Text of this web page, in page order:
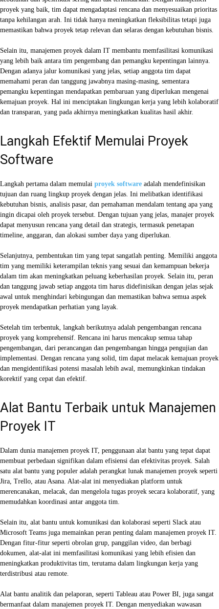
proyek yang baik, tim dapat mengadaptasi rencana dan menyesuaikan prioritas
tanpa kehilangan arah. Ini tidak hanya meningkatkan fleksibilitas tetapi juga
memastikan bahwa proyek tetap relevan dan selaras dengan kebutuhan bisnis.
Selain itu, manajemen proyek dalam IT membantu memfasilitasi komunikasi
yang lebih baik antara tim pengembang dan pemangku kepentingan lainnya.
Dengan adanya jalur komunikasi yang jelas, setiap anggota tim dapat
memahami peran dan tanggung jawabnya masing-masing, sementara
pemangku kepentingan mendapatkan pembaruan yang diperlukan mengenai
kemajuan proyek. Hal ini menciptakan lingkungan kerja yang lebih kolaboratif
dan transparan, yang pada akhirnya meningkatkan kualitas hasil akhir.
Langkah Efektif Memulai Proyek
Software
Langkah pertama dalam memulai proyek software adalah mendefinisikan
tujuan dan ruang lingkup proyek dengan jelas. Ini melibatkan identifikasi
kebutuhan bisnis, analisis pasar, dan pemahaman mendalam tentang apa yang
ingin dicapai oleh proyek tersebut. Dengan tujuan yang jelas, manajer proyek
dapat menyusun rencana yang detail dan strategis, termasuk penetapan
timeline, anggaran, dan alokasi sumber daya yang diperlukan.
Selanjutnya, pembentukan tim yang tepat sangatlah penting. Memiliki anggota
tim yang memiliki keterampilan teknis yang sesuai dan kemampuan bekerja
dalam tim akan meningkatkan peluang keberhasilan proyek. Selain itu, peran
dan tanggung jawab setiap anggota tim harus didefinisikan dengan jelas sejak
awal untuk menghindari kebingungan dan memastikan bahwa semua aspek
proyek mendapatkan perhatian yang layak.
Setelah tim terbentuk, langkah berikutnya adalah pengembangan rencana
proyek yang komprehensif. Rencana ini harus mencakup semua tahap
pengembangan, dari perancangan dan pengembangan hingga pengujian dan
implementasi. Dengan rencana yang solid, tim dapat melacak kemajuan proyek
dan mengidentifikasi potensi masalah lebih awal, memungkinkan tindakan
korektif yang cepat dan efektif.
Alat Bantu Terbaik untuk Manajemen
Proyek IT
Dalam dunia manajemen proyek IT, penggunaan alat bantu yang tepat dapat
membuat perbedaan signifikan dalam efisiensi dan efektivitas proyek. Salah
satu alat bantu yang populer adalah perangkat lunak manajemen proyek seperti
Jira, Trello, atau Asana. Alat-alat ini menyediakan platform untuk
merencanakan, melacak, dan mengelola tugas proyek secara kolaboratif, yang
memudahkan koordinasi antar anggota tim.
Selain itu, alat bantu untuk komunikasi dan kolaborasi seperti Slack atau
Microsoft Teams juga memainkan peran penting dalam manajemen proyek IT.
Dengan fitur-fitur seperti obrolan grup, panggilan video, dan berbagi
dokumen, alat-alat ini memfasilitasi komunikasi yang lebih efisien dan
meningkatkan produktivitas tim, terutama dalam lingkungan kerja yang
terdistribusi atau remote.
Alat bantu analitik dan pelaporan, seperti Tableau atau Power BI, juga sangat
bermanfaat dalam manajemen proyek IT. Dengan menyediakan wawasan